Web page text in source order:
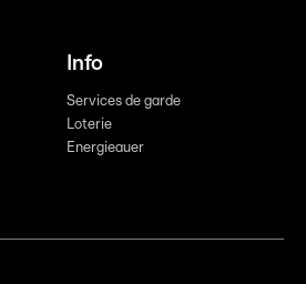
Info
Services de garde
Loterie
Energieauer